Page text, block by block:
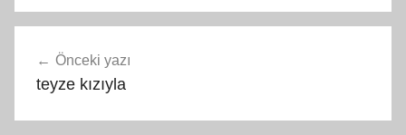
gezinmesi
Önceki yazı
teyze kızıyla